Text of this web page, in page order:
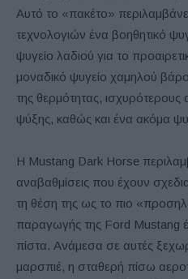
Αυτό το «πακέτο»
τεχνολογιών ένα βοηθητικό
ψυγείο λαδιού για το
μοναδικό ψυγείο χαμηλού
της θερμότητας,
ψύξης, καθώς και ένα ακόμα
Η Mustang Dark Horse
αναβαθμίσεις που έχουν
τη θέση της ως το πιο
παραγωγής της Ford Mustang
πίστα. Ανάμεσα σε αυτές
μαρσπιέ, η σταθερή πίσω